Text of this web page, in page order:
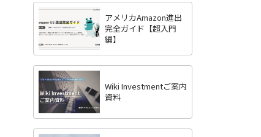
アメリカAmazon進出
完全ガイド【超入門
編】
Wiki Investmentご案内
資料